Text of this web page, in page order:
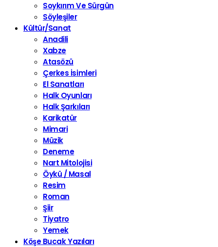
Soykırım Ve Sürgün
Söyleşiler
Kültür/Sanat
Anadili
Xabze
Atasözü
Çerkes İsimleri
El Sanatları
Halk Oyunları
Halk Şarkıları
Karikatür
Mimari
Müzik
Deneme
Nart Mitolojisi
Öykü / Masal
Resim
Roman
Şiir
Tiyatro
Yemek
Köşe Bucak Yazıları